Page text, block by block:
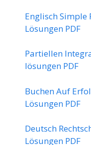
Englisch
Lösungen PDF
Partiellen
lösungen PDF
Buchen Auf
Lösungen PDF
Deutsch
Lösungen PDF